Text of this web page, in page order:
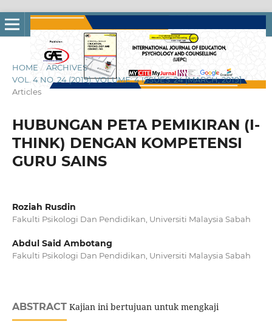
HOME / ARCHIVES /
VOL. 4 NO. 24 (2019): VOLUME: 4 ISSUES: 24 [MARCH, 2019] /
Articles
HUBUNGAN PETA PEMIKIRAN (I-
THINK) DENGAN KOMPETENSI
GURU SAINS
Roziah Rusdin
Fakulti Psikologi Dan Pendidikan, Universiti Malaysia Sabah
Abdul Said Ambotang
Fakulti Psikologi Dan Pendidikan, Universiti Malaysia Sabah
ABSTRACTKajian ini bertujuan untuk mengkaji